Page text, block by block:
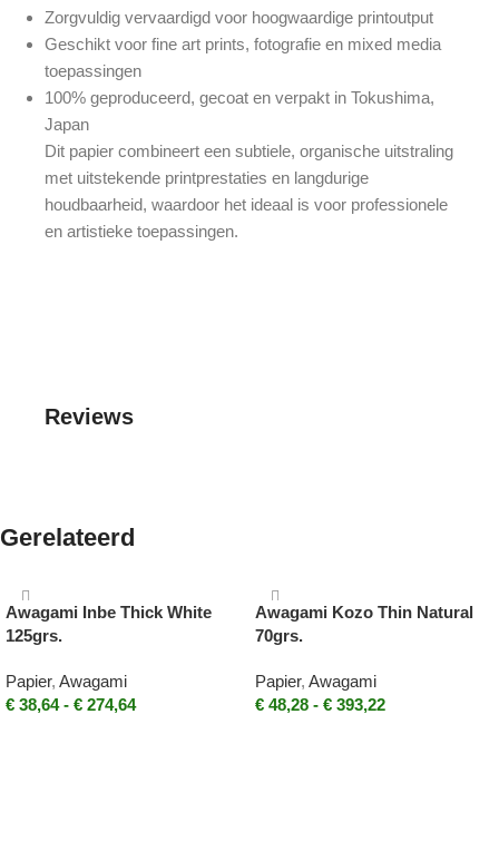
Zorgvuldig vervaardigd voor hoogwaardige printoutput
Geschikt voor fine art prints, fotografie en mixed media
toepassingen
100% geproduceerd, gecoat en verpakt in Tokushima,
Japan
Dit papier combineert een subtiele, organische uitstraling
met uitstekende printprestaties en langdurige
houdbaarheid, waardoor het ideaal is voor professionele
en artistieke toepassingen.
Reviews
Gerelateerd
Awagami Inbe Thick White
125grs.
Papier, Awagami
€ 38,64 - € 274,64
Awagami Kozo Thin Natural
70grs.
Papier, Awagami
€ 48,28 - € 393,22